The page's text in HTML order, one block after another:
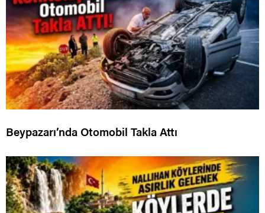
Beypazarı’nda Otomobil Takla Attı